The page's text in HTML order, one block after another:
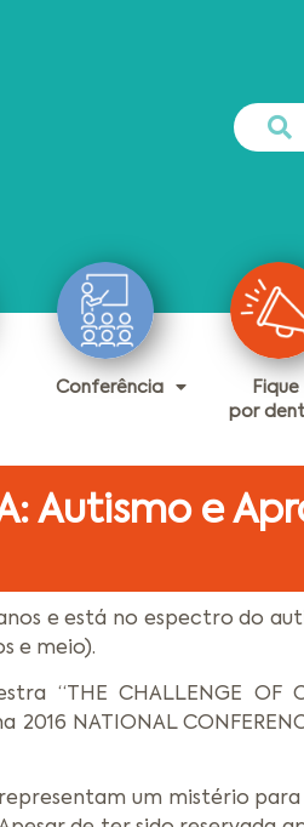
Conferência
Fique
por
Autismo e
e está no espectro do
e meio).
CHALLENGE OF
2016 NATIONAL
um mistério